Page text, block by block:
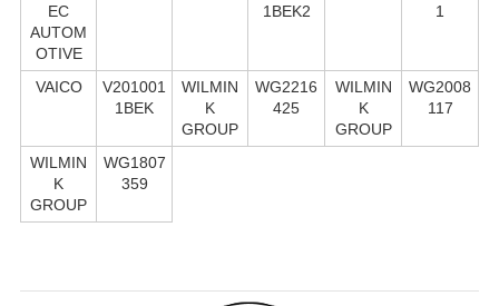
EC
AUTOM
OTIVE
1BEK2
1
VAICO
V201001
1BEK
WILMIN
K
GROUP
WG2216
425
WILMIN
K
GROUP
WG2008
117
WILMIN
K
GROUP
WG1807
359